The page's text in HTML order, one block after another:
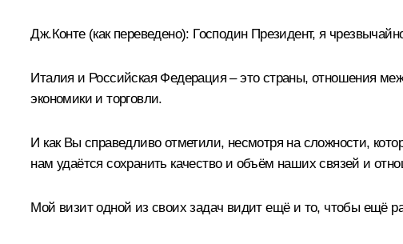
Дж.Конте (как переведено): Господин Президент, я
Италия и Российская Федерация – это страны, отношения
экономики и торговли.
И как Вы справедливо отметили, несмотря на сложности,
нам удаётся сохранить качество и объём наших связей и
Мой визит одной из своих задач видит ещё и то, чтобы ещё